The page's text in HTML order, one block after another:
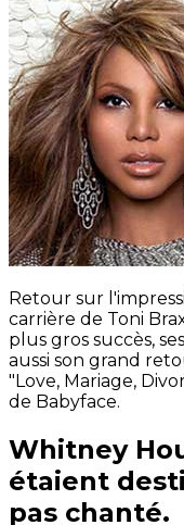
Retour sur
carrière de Toni
plus gros succès,
aussi son grand
"Love, Mariage,
de Babyface.
Whitney
étaient
pas chanté.